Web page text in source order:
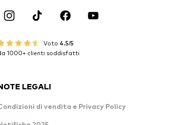
Voto 4.5/5
1000+ clienti soddisfatti
LEGALI
di vendita e Privacy Policy